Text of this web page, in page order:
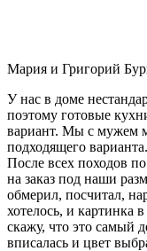
Мария и Григорий
У нас в доме
поэтому готовые
вариант. Мы с мужем
подходящего варианта.
После всех походов
на заказ под наши
обмерил, посчитал,
хотелось, и картинка
скажу, что это самый
вписалась и цвет